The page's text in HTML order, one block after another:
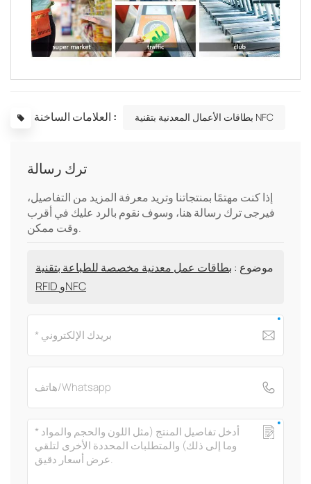
العلامات الساخنة : بطاقات الأعمال المعدنية بتقنية NFC
ترك رسالة
إذا كنت مهتمًا بمنتجاتنا وتريد معرفة المزيد من التفاصيل،
فيرجى ترك رسالة هنا، وسوف نقوم بالرد عليك في أقرب
وقت ممكن.
موضوع : بطاقات عمل معدنية مخصصة للطباعة بتقنية
RFID وNFC